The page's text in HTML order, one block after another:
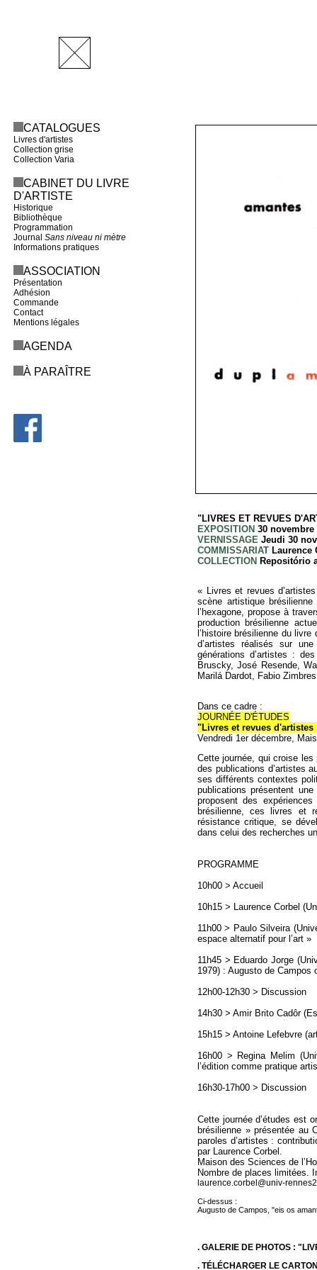
CATALOGUES
Livres d'artistes
Collection grise
Collection Varia
CABINET DU LIVRE
D'ARTISTE
Historique
Bibliothèque
Programmation
Journal Sans niveau ni mètre
Informations pratiques
ASSOCIATION
Présentation
Adhésion
Commande
Contact
Mentions légales
AGENDA
À PARAÎTRE
"LIVRES ET REVUES
EXPOSITION 30 novembre
VERNISSAGE Jeudi 30
COMMISSARIAT Laurence
COLLECTION Repositório
« Livres et revues
scène artistique
l’hexagone, propose à
production brésilienne
l’histoire brésilienne du
d’artistes réalisés sur
générations d’artistes :
Bruscky, José Resende,
Marilá Dardot, Fabio
Dans ce cadre :
JOURNÉE D'ÉTUDES
"Livres et revues
Vendredi 1er décembre,
Cette journée, qui croise les
des publications d’artistes
ses différents contextes
publications présentent
proposent des
brésilienne, ces livres et
résistance critique, se
dans celui des recherches
PROGRAMME
10h00 > Accueil
10h15 > Laurence Corbel
11h00 > Paulo Silveira
espace alternatif pour l’art »
11h45 > Eduardo Jorge
1979) : Augusto de Campos
12h00-12h30 > Discussion
14h30 > Amir Brito Cadôr
15h15 > Antoine Lefebvre
16h00 > Regina Melim
l’édition comme pratique
16h30-17h00 > Discussion
Cette journée d’études est
brésilienne » présentée au
paroles d’artistes :
par Laurence Corbel.
Maison des Sciences de
Nombre de places limitées.
laurence.corbel@univ-
Ci-dessus :
Augusto de Campos, "eis os
. GALERIE DE PHOTOS :
. TÉLÉCHARGER LE